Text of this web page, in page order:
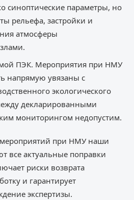
синоптические параметры, но
рельефа, застройки и
атмосферы
ПЭК. Мероприятия при НМУ
напрямую увязаны с
экологического
декларированными
мониторингом недопустим.
мероприятий при НМУ наши
все актуальные поправки
риски возврата
и гарантирует
экспертизы.